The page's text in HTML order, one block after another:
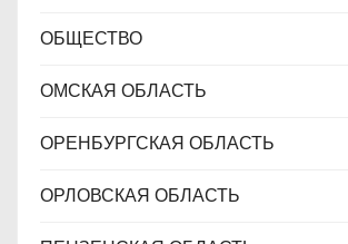
ОБЩЕСТВО
ОМСКАЯ ОБЛАСТЬ
ОРЕНБУРГСКАЯ ОБЛАСТЬ
ОРЛОВСКАЯ ОБЛАСТЬ